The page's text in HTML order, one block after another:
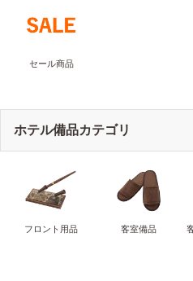
セール商品
ホテル備品カテゴリ
フロント用品 客室備品